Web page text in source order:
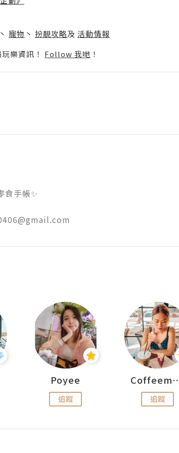
丶 寵物 丶 扮靚攻略及 活動情報
樂資訊！ Follow 我哋 ！
手帳✨
Poyee
追蹤 追蹤